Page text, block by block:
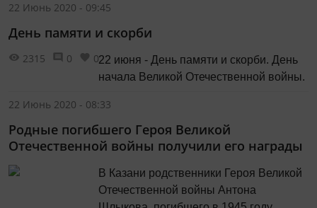
magazine@yandex.ru.
22 Июнь 2020 - 09:45
День памяти и скорби
22 июня - День памяти и скорби. День
начала Великой Отечественной войны.
2315 0 0
22 Июнь 2020 - 08:33
Родные погибшего Героя Великой
Отечественной войны получили его награды
В Казани родственники Героя Великой
Отечественной войны Антона